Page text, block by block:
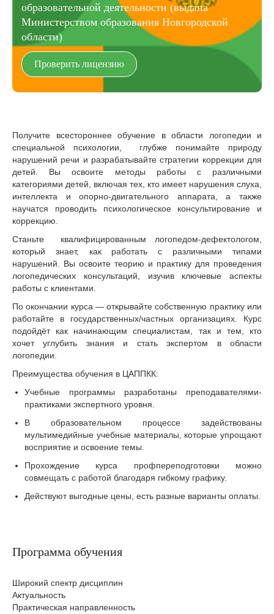
образовательной деятельности (выдана
Министерством образования Новгородской
области)
Проверить лицензию
Получите всестороннее обучение в области логопедии и
специальной психологии, глубже понимайте природу
нарушений речи и разрабатывайте стратегии коррекции для
детей. Вы освоите методы работы с различными
категориями детей, включая тех, кто имеет нарушения слуха,
интеллекта и опорно-двигательного аппарата, а также
научатся проводить психологическое консультирование и
коррекцию.
Станьте квалифицированным логопедом-дефектологом,
который знает, как работать с различными типами
нарушений. Вы освоите теорию и практику для проведения
логопедических консультаций, изучив ключевые аспекты
работы с клиентами.
По окончании курса — открывайте собственную практику или
работайте в государственных/частных организациях. Курс
подойдёт как начинающим специалистам, так и тем, кто
хочет углубить знания и стать экспертом в области
логопедии.
Преимущества обучения в ЦАППКК:
Учебные программы разработаны преподавателями-
практиками экспертного уровня.
В образовательном процессе задействованы
мультимедийные учебные материалы, которые упрощают
восприятие и освоение темы.
Прохождение курса профпереподготовки можно
совмещать с работой благодаря гибкому графику.
Действуют выгодные цены, есть разные варианты оплаты.
Программа обучения
Широкий спектр дисциплин
Актуальность
Практическая направленность